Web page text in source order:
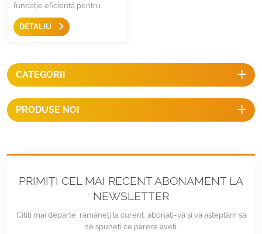
fundație eficientă pentru
structura solară montată la sol,
furnizează construcții rapide și
DETALIU
CATEGORII
PRODUSE NOI
PRIMIȚI CEL MAI RECENT ABONAMENT LA
NEWSLETTER
Citiți mai departe, rămâneți la curent, abonați-vă și vă așteptăm să
ne spuneți ce părere aveți.